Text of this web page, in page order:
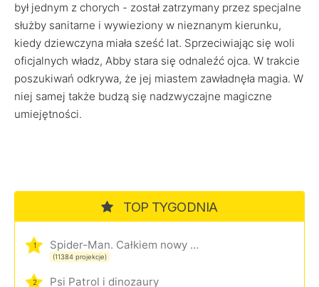
był jednym z chorych - został zatrzymany przez specjalne
służby sanitarne i wywieziony w nieznanym kierunku,
kiedy dziewczyna miała sześć lat. Sprzeciwiając się woli
oficjalnych władz, Abby stara się odnaleźć ojca. W trakcie
poszukiwań odkrywa, że jej miastem zawładnęła magia. W
niej samej także budzą się nadzwyczajne magiczne
umiejętności.
TOP TYGODNIA
1 Spider-Man. Całkiem nowy dzień
(11384 projekcje)
2 Psi Patrol i dinozaury